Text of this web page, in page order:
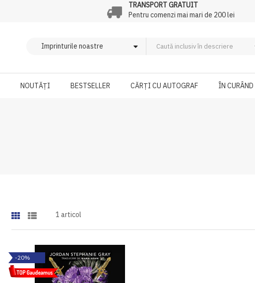
TRANSPORT GRATUIT
Pentru comenzi mai mari de 200 lei
NOUTĂȚI BESTSELLER CĂRȚI CU AUTOGRAF ÎN CURÂND
1 articol
-20%